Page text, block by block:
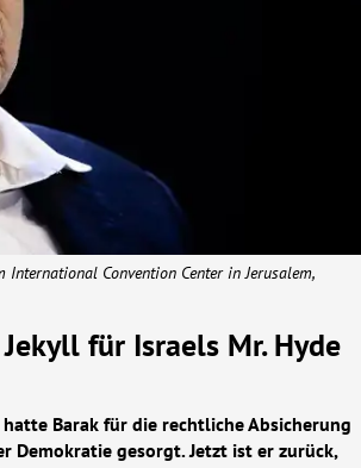
Convention Center in Jerusalem,
für Israels Mr. Hyde
Barak für die rechtliche Absicherung
Demokratie gesorgt. Jetzt ist er zurück,